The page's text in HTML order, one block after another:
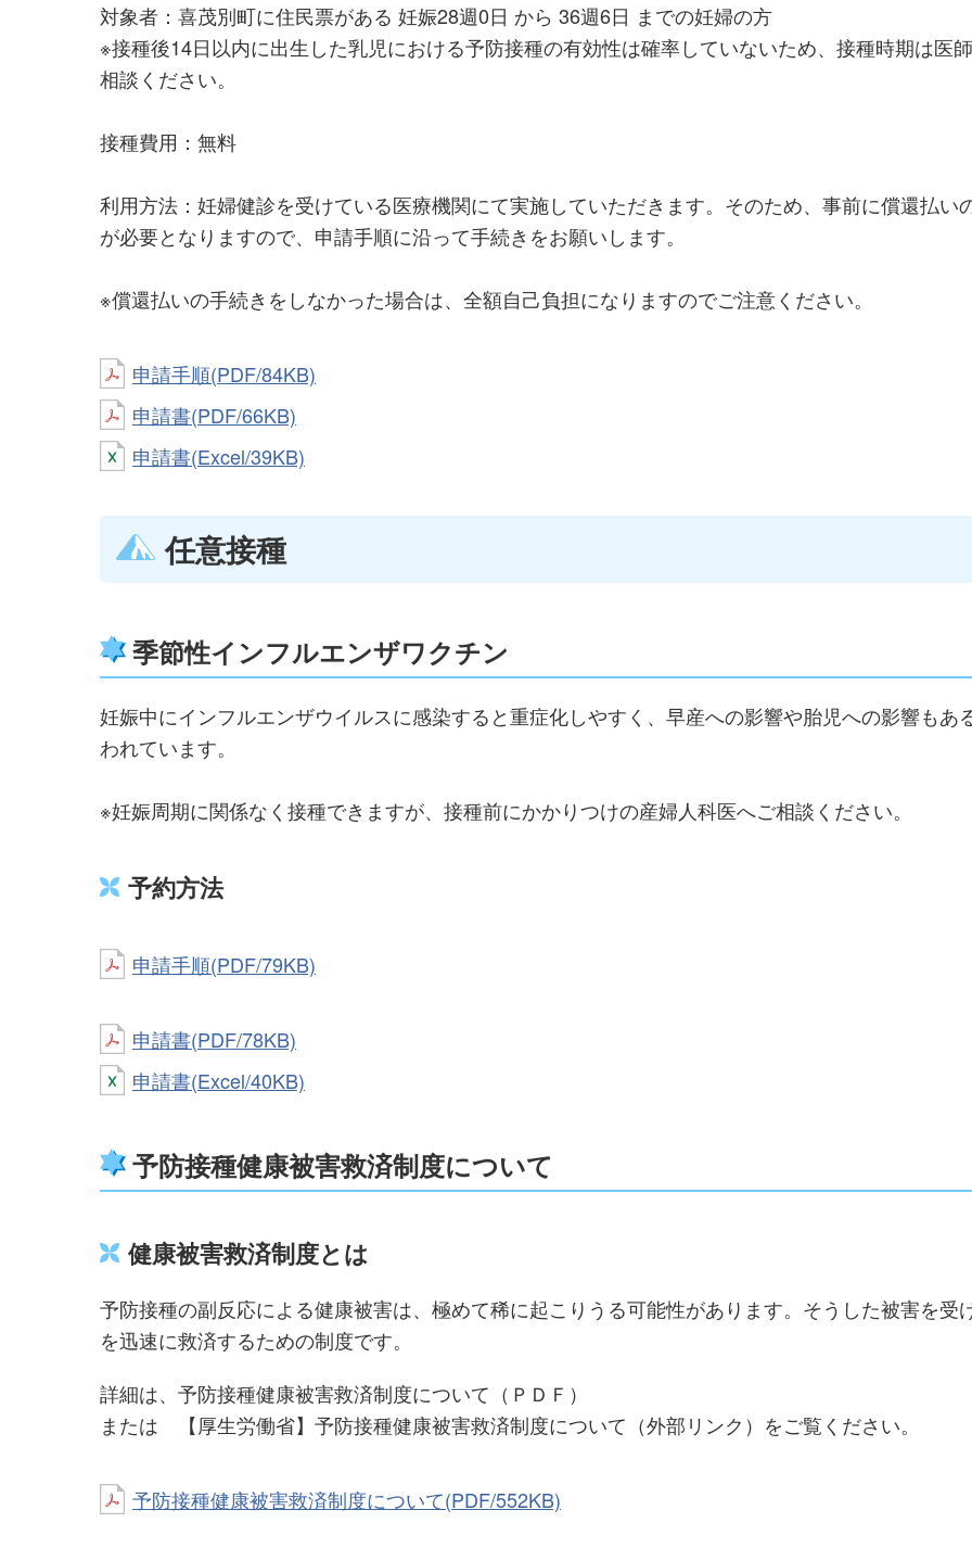
対象者：喜茂別町に住民票がある 妊娠28週0日 から 36週6日 までの妊婦の方
※接種後14日以内に出生した乳児における予防接種の有効性は確率していないため、接種時期は医
相談ください。
接種費用：無料
利用方法：妊婦健診を受けている医療機関にて実施していただきます。そのため、事前に償還払い
が必要となりますので、申請手順に沿って手続きをお願いします。
※償還払いの手続きをしなかった場合は、全額自己負担になりますのでご注意ください。
申請手順(PDF/84KB)
申請書(PDF/66KB)
申請書(Excel/39KB)
任意接種
季節性インフルエンザワクチン
妊娠中にインフルエンザウイルスに感染すると重症化しやすく、早産への影響や胎児への影響もあ
われています。
※妊娠周期に関係なく接種できますが、接種前にかかりつけの産婦人科医へご相談ください。
予約方法
申請手順(PDF/79KB)
申請書(PDF/78KB)
申請書(Excel/40KB)
予防接種健康被害救済制度について
健康被害救済制度とは
予防接種の副反応による健康被害は、極めて稀に起こりうる可能性があります。そうした被害を受
を迅速に救済するための制度です。
詳細は、予防接種健康被害救済制度について（ＰＤＦ）
または 【厚生労働省】予防接種健康被害救済制度について（外部リンク）をご覧ください。
予防接種健康被害救済制度について(PDF/552KB)